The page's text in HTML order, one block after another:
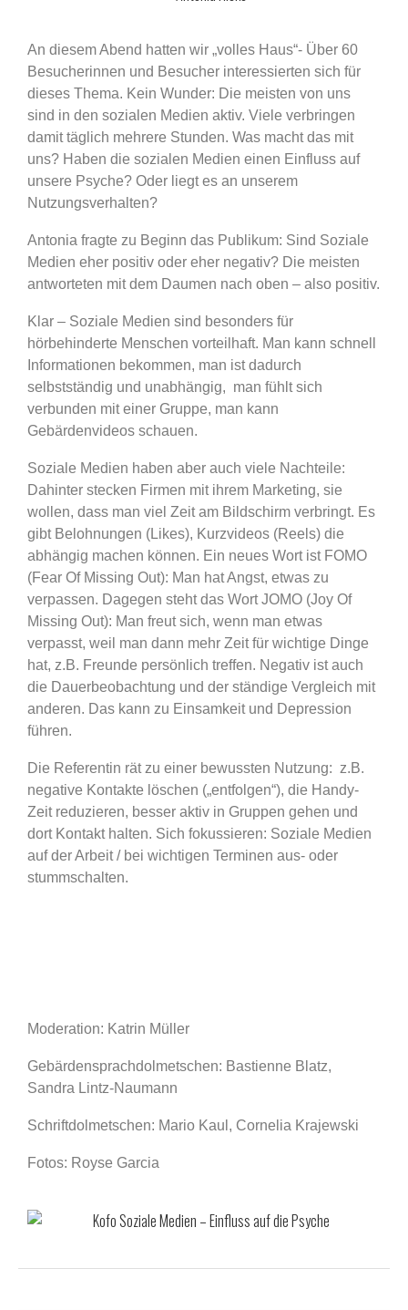
An diesem Abend hatten wir „volles Haus“- Über 60
Besucherinnen und Besucher interessierten sich für
dieses Thema. Kein Wunder: Die meisten von uns
sind in den sozialen Medien aktiv. Viele verbringen
damit täglich mehrere Stunden. Was macht das mit
uns? Haben die sozialen Medien einen Einfluss auf
unsere Psyche? Oder liegt es an unserem
Nutzungsverhalten?
Antonia fragte zu Beginn das Publikum: Sind Soziale
Medien eher positiv oder eher negativ? Die meisten
antworteten mit dem Daumen nach oben – also positiv.
Klar – Soziale Medien sind besonders für
hörbehinderte Menschen vorteilhaft. Man kann schnell
Informationen bekommen, man ist dadurch
selbstständig und unabhängig, man fühlt sich
verbunden mit einer Gruppe, man kann
Gebärdenvideos schauen.
Soziale Medien haben aber auch viele Nachteile:
Dahinter stecken Firmen mit ihrem Marketing, sie
wollen, dass man viel Zeit am Bildschirm verbringt. Es
gibt Belohnungen (Likes), Kurzvideos (Reels) die
abhängig machen können. Ein neues Wort ist FOMO
(Fear Of Missing Out): Man hat Angst, etwas zu
verpassen. Dagegen steht das Wort JOMO (Joy Of
Missing Out): Man freut sich, wenn man etwas
verpasst, weil man dann mehr Zeit für wichtige Dinge
hat, z.B. Freunde persönlich treffen. Negativ ist auch
die Dauerbeobachtung und der ständige Vergleich mit
anderen. Das kann zu Einsamkeit und Depression
führen.
Die Referentin rät zu einer bewussten Nutzung: z.B.
negative Kontakte löschen („entfolgen“), die Handy-
Zeit reduzieren, besser aktiv in Gruppen gehen und
dort Kontakt halten. Sich fokussieren: Soziale Medien
auf der Arbeit / bei wichtigen Terminen aus- oder
stummschalten.
Moderation: Katrin Müller
Gebärdensprachdolmetschen: Bastienne Blatz,
Sandra Lintz-Naumann
Schriftdolmetschen: Mario Kaul, Cornelia Krajewski
Fotos: Royse Garcia